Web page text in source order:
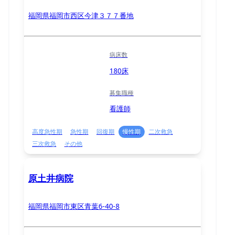
福岡県福岡市西区今津３７７番地
病床数
180床
募集職種
看護師
高度急性期 急性期 回復期 慢性期
二次救急
三次救急
その他
原土井病院
福岡県福岡市東区青葉6-40-8